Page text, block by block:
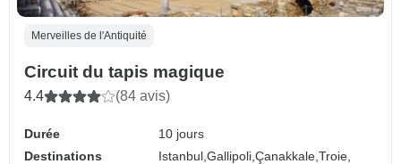
Merveilles de l'Antiquité
Circuit du tapis magique
4.4 (84 avis)
Durée
10 jours
Destinations
Istanbul,Gallipoli,Çanakkale,Troie,